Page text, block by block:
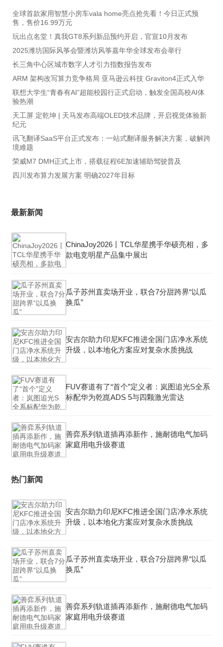
全球首款家用智慧小房车vala home亮点抢先看！今日正式预
售，售价16.99万元
玩出点名堂！真我GT8系列新品预约开启，官宣10月发布
2025潍坊国际风筝会暨潍坊风筝嘉年华全球发布会举行
长三角中心区城市数字人才引力指数报告发布
ARM 架构改写算力竞争格局 亚马逊云科技 Graviton4正式入华
联想大学生“青春有AI”超能校园行正式启动，触发全国高校AI体
验热潮
天工屏 定乾坤 | 天马发布高端OLED技术品牌，开启视觉体验新
纪元
讯飞翻译SaaS平台正式发布：一站式翻译服务解决方案，破解跨
境难题
荣威M7 DMH正式上市，搭载征程6E加速辅助驾驶普及
四川发布算力发展方案 明确2027年目标
最新新闻
ChinaJoy2026丨TCL华星携手华硕亮相，多
款电竞明星产品集中展出
瓜子苏州直卖场开业，联合7分甜跨界“以瓜
换瓜”
安吉尔助力印尼KFC推进全国门店净水系统
升级，以本地化方案应对复杂水质挑战
FUV赛道有了“首个”定义者：岚图追光S全系
标配华为乾崑ADS 5与四颗激光雷达
善弈系列轨道插再添新作，施耐德电气加码
家庭用电升级赛道
热门新闻
安吉尔助力印尼KFC推进全国门店净水系统
升级，以本地化方案应对复杂水质挑战
瓜子苏州直卖场开业，联合7分甜跨界“以瓜
换瓜”
善弈系列轨道插再添新作，施耐德电气加码
家庭用电升级赛道